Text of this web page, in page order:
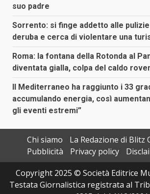
suo padre
Sorrento: si finge addetto alle pulizie
deruba e cerca di violentare una
Roma: la fontana della Rotonda al
diventata gialla, colpa del caldo
Il Mediterraneo ha raggiunto i 33
accumulando energia, così
gli eventi estremi”
Chi siamo
La Redazione di Blitz
Pubblicità
Privacy policy
Copyright 2025 © Società Editrice
Testata Giornalistica registrata al